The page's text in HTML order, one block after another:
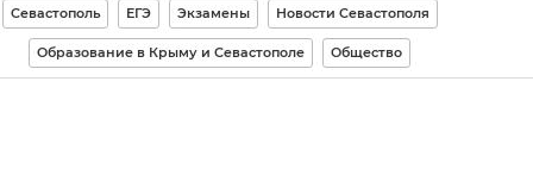
Севастополь ЕГЭ Экзамены Новости Севастополя
Образование в Крыму и Севастополе Общество